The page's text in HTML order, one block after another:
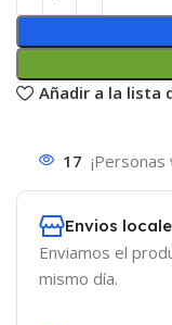
Añadir a la lista
17
Envios
Enviamos el
mismo día.